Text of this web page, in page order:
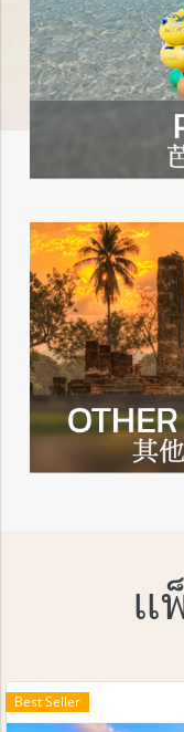
แ
Best Seller